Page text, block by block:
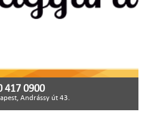
417 0900
Andrássy út 43.